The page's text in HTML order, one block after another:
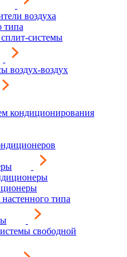
воздуха
типа
системы
воздух-воздух
кондиционирования
типа
свободной